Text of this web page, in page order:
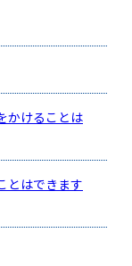
かけることは
とはできます